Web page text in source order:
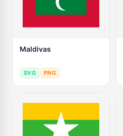
Maldivas
SVG PNG